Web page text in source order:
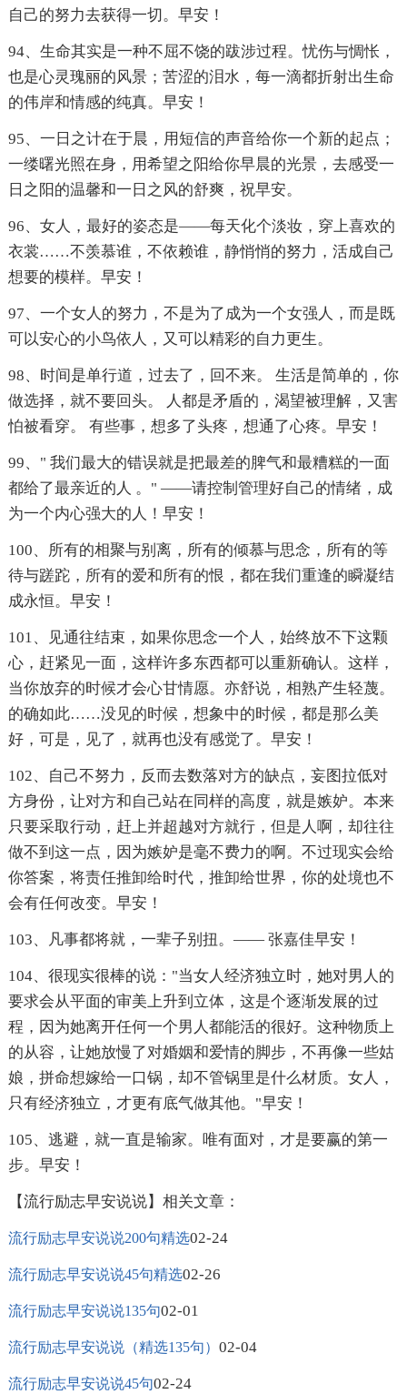
自己的努力去获得一切。早安！
94、生命其实是一种不屈不饶的跋涉过程。忧伤与惆怅，
也是心灵瑰丽的风景；苦涩的泪水，每一滴都折射出生命
的伟岸和情感的纯真。早安！
95、一日之计在于晨，用短信的声音给你一个新的起点；
一缕曙光照在身，用希望之阳给你早晨的光景，去感受一
日之阳的温馨和一日之风的舒爽，祝早安。
96、女人，最好的姿态是――每天化个淡妆，穿上喜欢的
衣裳……不羡慕谁，不依赖谁，静悄悄的努力，活成自己
想要的模样。早安！
97、一个女人的努力，不是为了成为一个女强人，而是既
可以安心的小鸟依人，又可以精彩的自力更生。
98、时间是单行道，过去了，回不来。 生活是简单的，你
做选择，就不要回头。 人都是矛盾的，渴望被理解，又害
怕被看穿。 有些事，想多了头疼，想通了心疼。早安！
99、" 我们最大的错误就是把最差的脾气和最糟糕的一面
都给了最亲近的人 。" ——请控制管理好自己的情绪，成
为一个内心强大的人！早安！
100、所有的相聚与别离，所有的倾慕与思念，所有的等
待与蹉跎，所有的爱和所有的恨，都在我们重逢的瞬凝结
成永恒。早安！
101、见通往结束，如果你思念一个人，始终放不下这颗
心，赶紧见一面，这样许多东西都可以重新确认。这样，
当你放弃的时候才会心甘情愿。亦舒说，相熟产生轻蔑。
的确如此……没见的时候，想象中的时候，都是那么美
好，可是，见了，就再也没有感觉了。早安！
102、自己不努力，反而去数落对方的缺点，妄图拉低对
方身份，让对方和自己站在同样的高度，就是嫉妒。本来
只要采取行动，赶上并超越对方就行，但是人啊，却往往
做不到这一点，因为嫉妒是毫不费力的啊。不过现实会给
你答案，将责任推卸给时代，推卸给世界，你的处境也不
会有任何改变。早安！
103、凡事都将就，一辈子别扭。—— 张嘉佳早安！
104、很现实很棒的说："当女人经济独立时，她对男人的
要求会从平面的审美上升到立体，这是个逐渐发展的过
程，因为她离开任何一个男人都能活的很好。这种物质上
的从容，让她放慢了对婚姻和爱情的脚步，不再像一些姑
娘，拼命想嫁给一口锅，却不管锅里是什么材质。女人，
只有经济独立，才更有底气做其他。"早安！
105、逃避，就一直是输家。唯有面对，才是要赢的第一
步。早安！
【流行励志早安说说】相关文章：
流行励志早安说说200句精选02-24
流行励志早安说说45句精选02-26
流行励志早安说说135句02-01
流行励志早安说说（精选135句） 02-04
流行励志早安说说45句02-24